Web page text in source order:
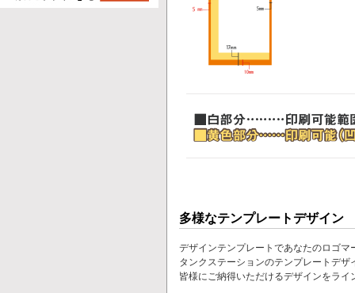
多様なテンプレートデザイン
デザインテンプレートであなたのロゴマ
タンクステーションのテンプレートデ
皆様にご納得いただけるデザインをライ